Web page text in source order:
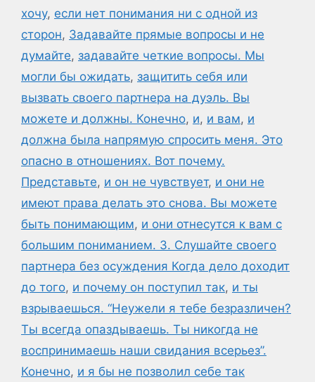
хочу, если нет понимания ни с одной из
сторон, Задавайте прямые вопросы и не
думайте, задавайте четкие вопросы. Мы
могли бы ожидать, защитить себя или
вызвать своего партнера на дуэль. Вы
можете и должны. Конечно, и, и вам, и
должна была напрямую спросить меня. Это
опасно в отношениях. Вот почему.
Представьте, и он не чувствует, и они не
имеют права делать это снова. Вы можете
быть понимающим, и они отнесутся к вам с
большим пониманием. 3. Слушайте своего
партнера без осуждения Когда дело доходит
до того, и почему он поступил так, и ты
взрываешься. “Неужели я тебе безразличен?
Ты всегда опаздываешь. Ты никогда не
воспринимаешь наши свидания всерьез”.
Конечно, и я бы не позволил себе так